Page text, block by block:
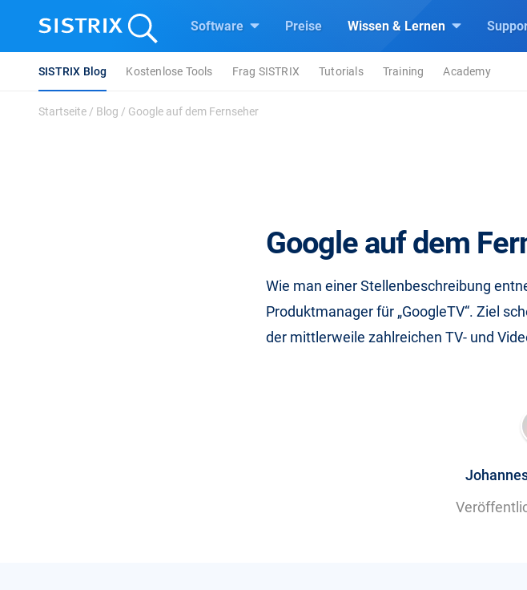
Software Preise Wissen & Lernen
SISTRIX Blog Kostenlose Tools Frag SISTRIX Tutorials Training Academy
Startseite / Blog / Google auf dem Fernseher
Google auf dem
Wie man einer Stellenbeschreibung
Produktmanager für „GoogleTV“. Ziel
der mittlerweile zahlreichen TV- und